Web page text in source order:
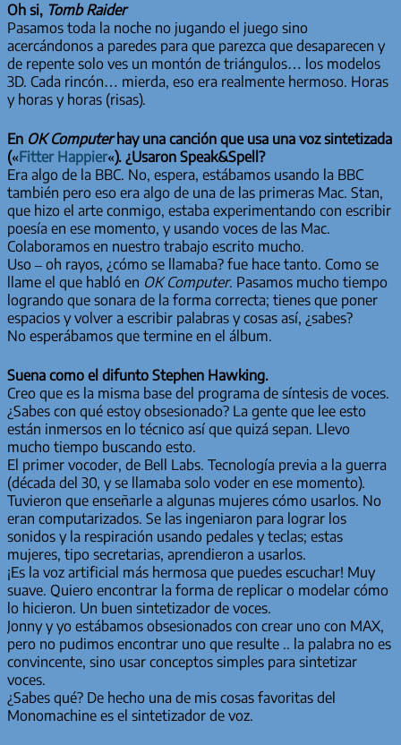
Oh si, Tomb Raider
Pasamos toda la noche no jugando el juego sino
acercándonos a paredes para que parezca que desaparecen y
de repente solo ves un montón de triángulos… los modelos
3D. Cada rincón… mierda, eso era realmente hermoso. Horas
y horas y horas (risas).
En OK Computerhay una canción que usa una voz sintetizada
(«Fitter Happier«). ¿Usaron Speak&Spell?
Era algo de la BBC. No, espera, estábamos usando la BBC
también pero eso era algo de una de las primeras Mac. Stan,
que hizo el arte conmigo, estaba experimentando con escribir
poesía en ese momento, y usando voces de las Mac.
Colaboramos en nuestro trabajo escrito mucho.
Uso – oh rayos, ¿cómo se llamaba? fue hace tanto. Como se
llame el que habló en OK Computer. Pasamos mucho tiempo
logrando que sonara de la forma correcta; tienes que poner
espacios y volver a escribir palabras y cosas así, ¿sabes?
No esperábamos que termine en el álbum.
Suena como el difunto Stephen Hawking.
Creo que es la misma base del programa de síntesis de voces.
¿Sabes con qué estoy obsesionado? La gente que lee esto
están inmersos en lo técnico así que quizá sepan. Llevo
mucho tiempo buscando esto.
El primer vocoder, de Bell Labs. Tecnología previa a la guerra
(década del 30, y se llamaba solo voder en ese momento).
Tuvieron que enseñarle a algunas mujeres cómo usarlos. No
eran computarizados. Se las ingeniaron para lograr los
sonidos y la respiración usando pedales y teclas; estas
mujeres, tipo secretarias, aprendieron a usarlos.
¡Es la voz artificial más hermosa que puedes escuchar! Muy
suave. Quiero encontrar la forma de replicar o modelar cómo
lo hicieron. Un buen sintetizador de voces.
Jonny y yo estábamos obsesionados con crear uno con MAX,
pero no pudimos encontrar uno que resulte .. la palabra no es
convincente, sino usar conceptos simples para sintetizar
voces.
¿Sabes qué? De hecho una de mis cosas favoritas del
Monomachine es el sintetizador de voz.